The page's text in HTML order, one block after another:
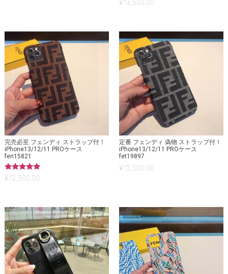
5.00
¥13,500.00
完売必至 フェンディ ストラップ付！
iPhone13/12/11 PROケース
fen15821
5段階中
5.00
¥12,500.00
定番 フェンディ 偽物 ストラップ付！
iPhone13/12/11 PROケース
fet19897
¥12,500.00